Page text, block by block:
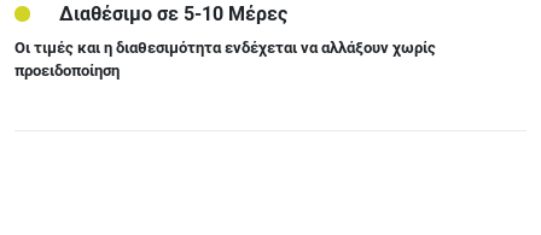
Διαθέσιμο σε 5-10 Μέρες
Οι τιμές και η διαθεσιμότητα ενδέχεται να αλλάξουν χωρίς
προειδοποίηση